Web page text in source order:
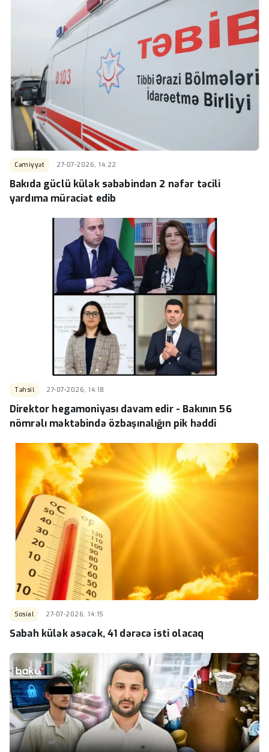
Cəmiyyət 27-07-2026, 14:22
Bakıda güclü külək səbəbindən 2 nəfər təcili
yardıma müraciət edib
Təhsil 27-07-2026, 14:18
Direktor hegamoniyası davam edir - Bakının 56
nömrəlı məktəbində özbaşınalığın pik həddi
Sosial 27-07-2026, 14:15
Sabah külək əsəcək, 41 dərəcə isti olacaq